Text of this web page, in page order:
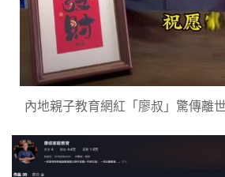
內地親子教育網紅「廖叔」驚傳離